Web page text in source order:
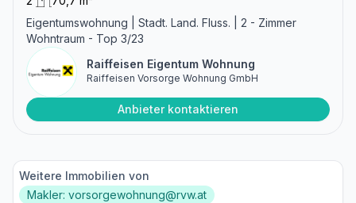
Eigentumswohnung | Stadt. Land. Fluss. | 2 - Zimmer
Wohntraum - Top 3/23
Raiffeisen Eigentum Wohnung
Raiffeisen Vorsorge Wohnung GmbH
Anbieter kontaktieren
Weitere Immobilien von
Makler: vorsorgewohnung@rvw.at